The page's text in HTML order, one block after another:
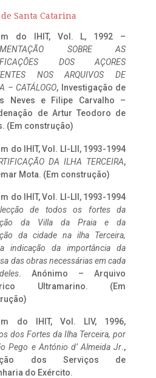
Santa Catarina
do IHIT, Vol. L, 1992 –
SOBRE AS
DOS AÇORES
NOS ARQUIVOS DE
– CATÁLOGO, Investigação de
Neves e Filipe Carvalho –
de Artur Teodoro de
(Em construção)
do IHIT, Vol. LI-LII, 1993-1994
DA ILHA TERCEIRA,
Mota. (Em construção)
do IHIT, Vol. LI-LII, 1993-1994
de todos os fortes da
da Villa da Praia e da
da cidade na ilha Terceira,
indicação da importância da
das obras necessárias em cada
. Anónimo – Arquivo
Ultramarino. (Em
do IHIT, Vol. LIV, 1996,
dos Fortes da Ilha Terceira, por
Pego e António d’ Almeida Jr.,
dos Serviços de
do Exército.